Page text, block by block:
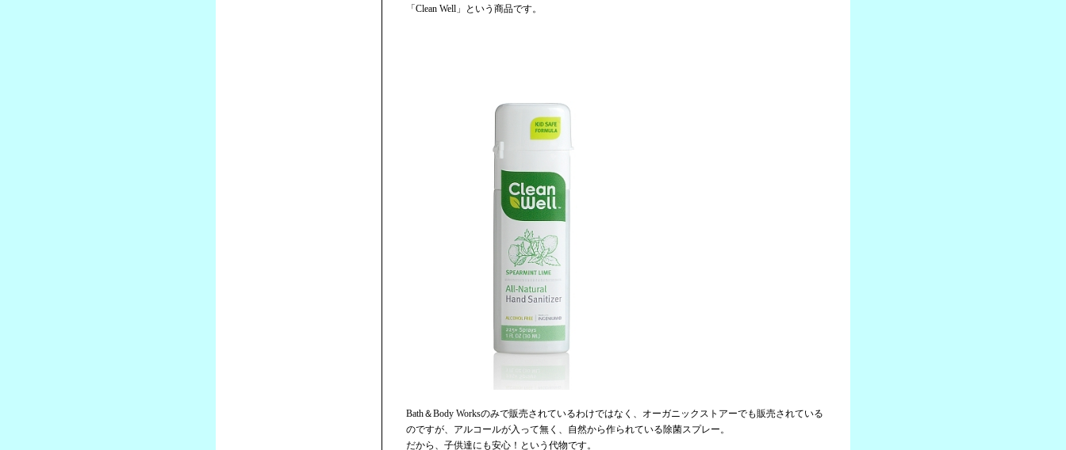
「Clean Well」という商品です。
Bath＆Body Worksのみで販売されているわけではなく、オーガニックストアーでも販売されている
のですが、アルコールが入って無く、自然から作られている除菌スプレー。
だから、子供達にも安心！という代物です。